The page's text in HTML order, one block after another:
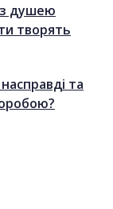
з душею
творять
та